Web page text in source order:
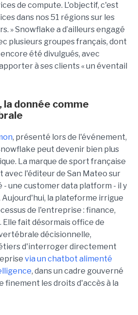
de compute. L'objectif, c'est
dans nos 51 régions sur les
» Snowflake a d’ailleurs engagé
plusieurs groupes français, dont
été divulgués, avec
à ses clients « un éventail
la donnée comme
, présenté lors de l'événement,
peut devenir bien plus
La marque de sport française
avec l'éditeur de San Mateo sur
une customer data platform - il y
Aujourd'hui, la plateforme irrigue
de l'entreprise : finance,
Elle fait désormais office de
décisionnelle,
d'interroger directement
via un chatbot alimenté
, dans un cadre gouverné
finement les droits d'accès à la